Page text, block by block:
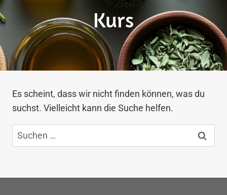
Kurs
Es scheint, dass wir nicht finden können, was du
suchst. Vielleicht kann die Suche helfen.
Suchen
nach: